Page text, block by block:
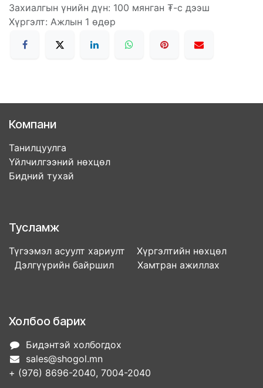
Захиалгын үнийн дүн: 100 мянган ₮-с дээш
Хүргэлт: Ажлын 1 өдөр
Компани
Танилцуулга
Үйлчилгээний нөхцөл
Бидний тухай
Тусламж
Түгээмэл асуулт хариулт Хүргэлтийн нөхцөл
Дэлгүүрийн байршил Хамтран ажиллах
Холбоо барих
Бидэнтэй холбогдох
sales@shogol.mn
+ (976) 8696-2040, 7004-2040